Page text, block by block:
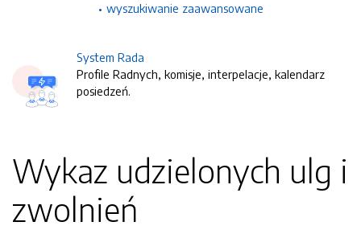
wyszukiwanie zaawansowane
System Rada
Profile Radnych, komisje, interpelacje, kalendarz
posiedzeń.
Wykaz udzielonych ulg i
zwolnień